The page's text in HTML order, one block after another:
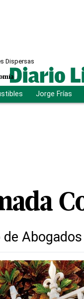
Dispersas
Jorge Frías
de